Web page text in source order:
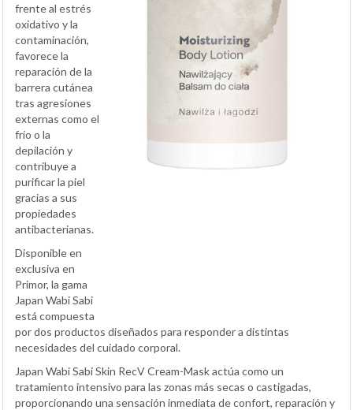
frente al estrés
oxidativo y la
contaminación,
favorece la
reparación de la
barrera cutánea
tras agresiones
externas como el
frío o la
depilación y
contribuye a
purificar la piel
gracias a sus
propiedades
antibacterianas.
Disponible en
exclusiva en
Primor, la gama
Japan Wabi Sabi
está compuesta
por dos productos diseñados para responder a distintas
necesidades del cuidado corporal.
Japan Wabi Sabi Skin RecV Cream-Mask actúa como un
tratamiento intensivo para las zonas más secas o castigadas,
proporcionando una sensación inmediata de confort, reparación y